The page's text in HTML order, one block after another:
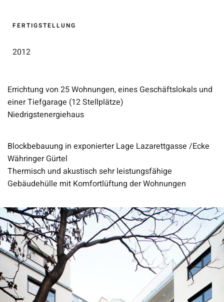
FERTIGSTELLUNG
2012
Errichtung von 25 Wohnungen, eines Geschäftslokals und
einer Tiefgarage (12 Stellplätze)
Niedrigstenergiehaus
Blockbebauung in exponierter Lage Lazarettgasse /Ecke
Währinger Gürtel
Thermisch und akustisch sehr leistungsfähige
Gebäudehülle mit Komfortlüftung der Wohnungen